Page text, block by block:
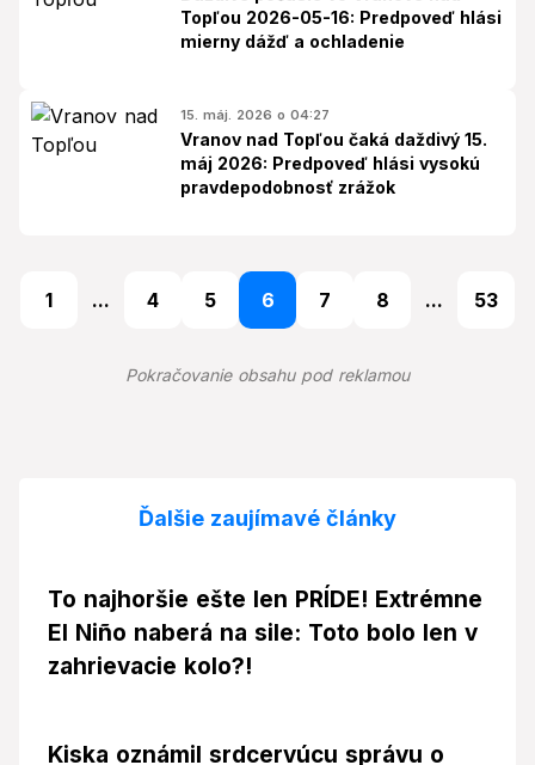
Topľou 2026-05-16: Predpoveď hlási
mierny dážď a ochladenie
15. máj. 2026 o 04:27
Vranov nad Topľou čaká daždivý 15.
máj 2026: Predpoveď hlási vysokú
pravdepodobnosť zrážok
1 ... 4 5 6 7 8 ... 53
Pokračovanie obsahu pod reklamou
Ďalšie zaujímavé články
To najhoršie ešte len PRÍDE! Extrémne
El Niño naberá na sile: Toto bolo len v
zahrievacie kolo?!
Kiska oznámil srdcervúcu správu o